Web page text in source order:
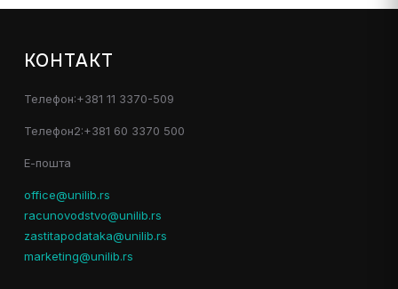
КОНТАКТ
Телефон:+381 11 3370-509
Телефон2:+381 60 3370 500
Е-пошта
office@unilib.rs
racunovodstvo@unilib.rs
zastitapodataka@unilib.rs
marketing@unilib.rs